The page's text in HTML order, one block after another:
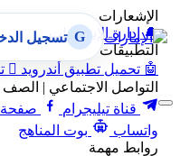
الإشعارات
🔔 إدارة الإشعارات
التطبيقات
🤖 تحميل تطبيق أندرويد 
التواصل الاجتماعي |
قناة تيليجرام
صفحة
واتساب
بوت المناهج
روابط مهمة
G تسجيل